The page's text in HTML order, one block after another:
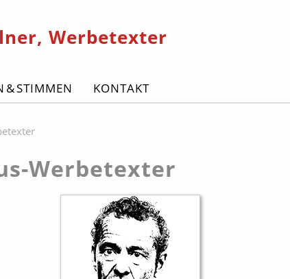
Werbetexter
& STIMMEN KONTAKT
Werbetexter